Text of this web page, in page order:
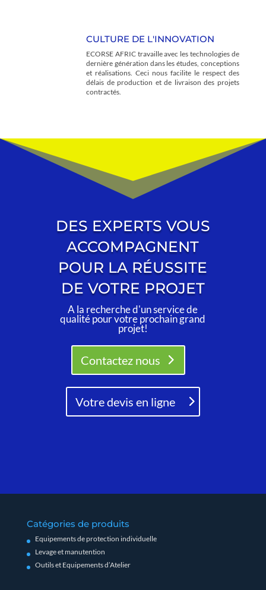
CULTURE DE L'INNOVATION
ECORSE AFRIC travaille avec les technologies de
dernière génération dans les études, conceptions
et réalisations. Ceci nous facilite le respect des
délais de production et de livraison des projets
contractés.
DES EXPERTS VOUS
ACCOMPAGNENT
POUR LA RÉUSSITE
DE VOTRE PROJET
A la recherche d'un service de
qualité pour votre prochain grand
projet!
Contactez nous
Votre devis en ligne
Catégories de produits
Equipements de protection individuelle
Levage et manutention
Outils et Equipements d’Atelier